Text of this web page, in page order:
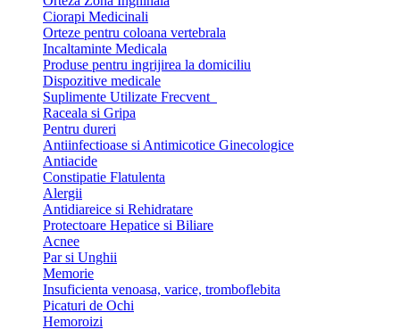
Ciorapi Medicinali
Orteze pentru coloana vertebrala
Incaltaminte Medicala
Produse pentru ingrijirea la domiciliu
Dispozitive medicale
Suplimente Utilizate Frecvent
Raceala si Gripa
Pentru dureri
Antiinfectioase si Antimicotice Ginecologice
Antiacide
Constipatie Flatulenta
Alergii
Antidiareice si Rehidratare
Protectoare Hepatice si Biliare
Acnee
Par si Unghii
Memorie
Insuficienta venoasa, varice, tromboflebita
Picaturi de Ochi
Hemoroizi